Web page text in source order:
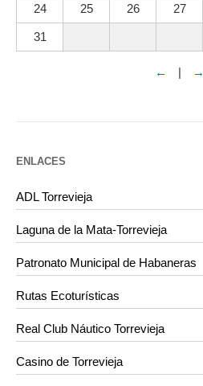
24 25 26 27
31
← | →
ENLACES
ADL Torrevieja
Laguna de la Mata-Torrevieja
Patronato Municipal de Habaneras
Rutas Ecoturísticas
Real Club Náutico Torrevieja
Casino de Torrevieja